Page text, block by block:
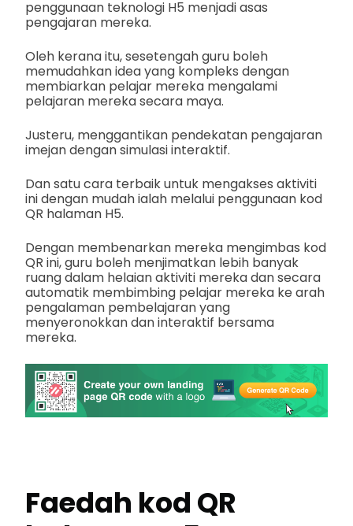
penggunaan teknologi H5 menjadi asas
pengajaran mereka.
Oleh kerana itu, sesetengah guru boleh
memudahkan idea yang kompleks dengan
membiarkan pelajar mereka mengalami
pelajaran mereka secara maya.
Justeru, menggantikan pendekatan pengajaran
imejan dengan simulasi interaktif.
Dan satu cara terbaik untuk mengakses aktiviti
ini dengan mudah ialah melalui penggunaan kod
QR halaman H5.
Dengan membenarkan mereka mengimbas kod
QR ini, guru boleh menjimatkan lebih banyak
ruang dalam helaian aktiviti mereka dan secara
automatik membimbing pelajar mereka ke arah
pengalaman pembelajaran yang
menyeronokkan dan interaktif bersama
mereka.
Faedah kod QR